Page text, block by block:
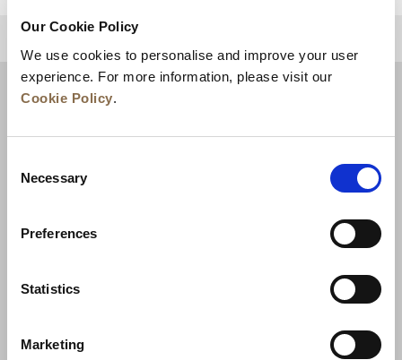
Our Cookie Policy
We use cookies to personalise and improve your user
experience. For more information, please visit our
Cookie Policy.
Selection
Necessary
Preferences
Statistics
Marketing
Neuigkeiten